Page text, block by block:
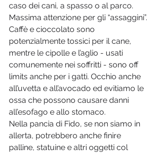
caso dei cani, a spasso o al parco.
Massima attenzione per gli “assaggini”.
Caffè e cioccolato sono
potenzialmente tossici per il cane,
mentre le cipolle e l’aglio - usati
comunemente nei soffritti - sono off
limits anche per i gatti. Occhio anche
all’uvetta e all’avocado ed evitiamo le
ossa che possono causare danni
all’esofago e allo stomaco.
Nella pancia di Fido, se non siamo in
allerta, potrebbero anche finire
palline, statuine e altri oggetti col